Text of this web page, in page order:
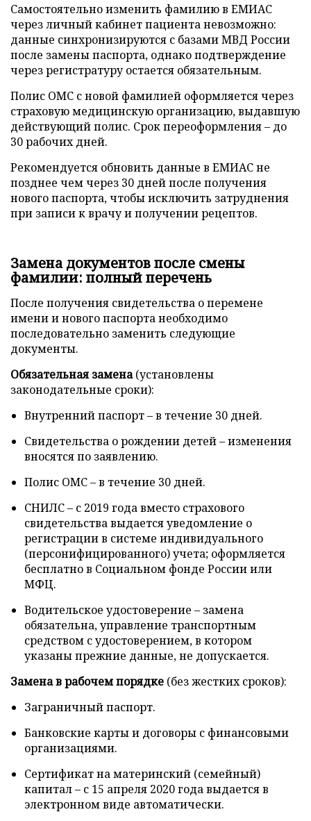
Самостоятельно изменить фамилию в ЕМИАС
через личный кабинет пациента невозможно:
данные синхронизируются с базами МВД России
после замены паспорта, однако подтверждение
через регистратуру остается обязательным.
Полис ОМС с новой фамилией оформляется через
страховую медицинскую организацию, выдавшую
действующий полис. Срок переоформления – до
30 рабочих дней.
Рекомендуется обновить данные в ЕМИАС не
позднее чем через 30 дней после получения
нового паспорта, чтобы исключить затруднения
при записи к врачу и получении рецептов.
Замена документов после смены
фамилии: полный перечень
После получения свидетельства о перемене
имени и нового паспорта необходимо
последовательно заменить следующие
документы.
Обязательная замена(установлены
законодательные сроки):
Внутренний паспорт – в течение 30 дней.
Свидетельства о рождении детей – изменения
вносятся по заявлению.
Полис ОМС – в течение 30 дней.
СНИЛС – с 2019 года вместо страхового
свидетельства выдается уведомление о
регистрации в системе индивидуального
(персонифицированного) учета; оформляется
бесплатно в Социальном фонде России или
МФЦ.
Водительское удостоверение – замена
обязательна, управление транспортным
средством с удостоверением, в котором
указаны прежние данные, не допускается.
Замена в рабочем порядке (без жестких сроков):
Заграничный паспорт.
Банковские карты и договоры с финансовыми
организациями.
Сертификат на материнский (семейный)
капитал – с 15 апреля 2020 года выдается в
электронном виде автоматически.